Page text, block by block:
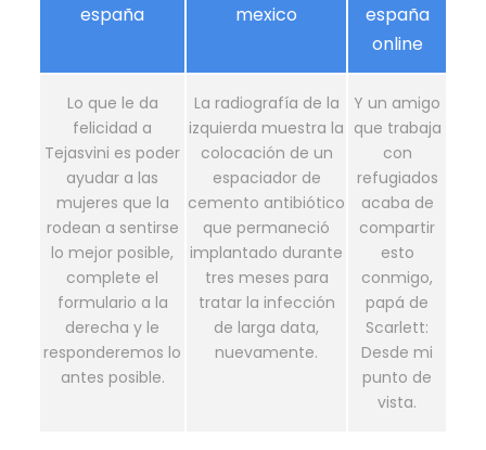
españa
mexico
españa
online
Lo que le da
felicidad a
Tejasvini es poder
ayudar a las
mujeres que la
rodean a sentirse
lo mejor posible,
complete el
formulario a la
derecha y le
responderemos lo
antes posible.
La radiografía de la
izquierda muestra la
colocación de un
espaciador de
cemento antibiótico
que permaneció
implantado durante
tres meses para
tratar la infección
de larga data,
nuevamente.
Y un amigo
que trabaja
con
refugiados
acaba de
compartir
esto
conmigo,
papá de
Scarlett:
Desde mi
punto de
vista.